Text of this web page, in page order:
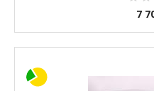
7